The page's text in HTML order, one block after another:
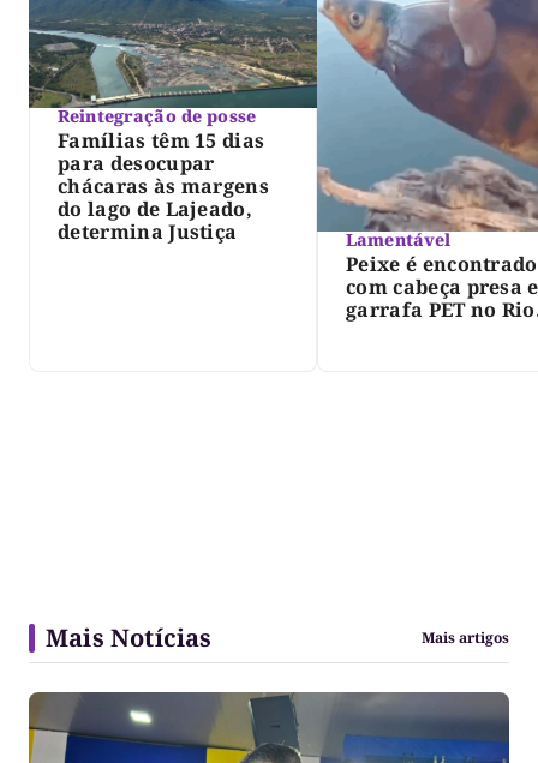
Reintegração de posse
Famílias têm 15 dias
para desocupar
chácaras às margens
do lago de Lajeado,
determina Justiça
Lamentável
Peixe é encontrado
com cabeça presa
garrafa PET no Rio
Mais Notícias Mais artigos